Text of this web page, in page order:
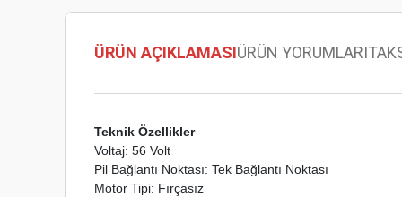
ÜRÜN AÇIKLAMASIÜRÜN YORUMLARI
Teknik Özellikler
Voltaj: 56 Volt
Pil Bağlantı Noktası: Tek Bağlantı Noktası
Motor Tipi: Fırçasız